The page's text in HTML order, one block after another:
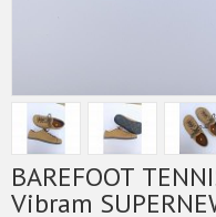
BAREFOOT
Vibram